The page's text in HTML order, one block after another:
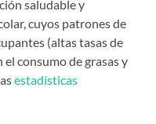
saludable y
cuyos patrones de
(altas tasas de
el consumo de grasas y
estadísticas